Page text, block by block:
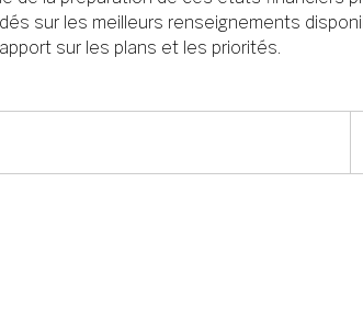
sur les meilleurs renseignements
sur les plans et les priorités.